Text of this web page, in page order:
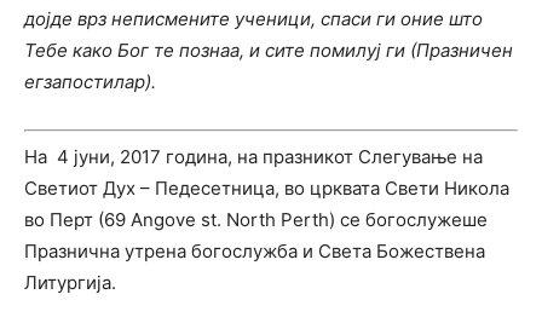
дојде врз неписмените ученици, спаси ги оние што
Тебе како Бог те познаа, и сите помилуј ги (Празничен
егзапостилар).
На 4 јуни, 2017 година, на празникот Слегување на
Светиот Дух – Педесетница, во црквата Свети Никола
во Перт (69 Angove st. North Perth) се богослужеше
Празнична утрена богослужба и Света Божествена
Литургија.